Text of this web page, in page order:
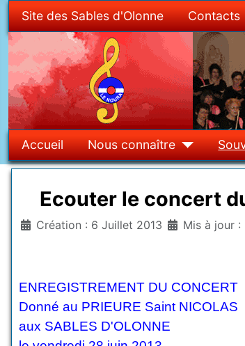
Site des Sables d'Olonne Contacts
Accueil Nous connaître
Ecouter le concert
DétailsCréation : 6 Juillet 2013 Mis à jour
ENREGISTREMENT DU CONCERT
Donné au PRIEURE Saint NICOLAS
aux SABLES D'OLONNE